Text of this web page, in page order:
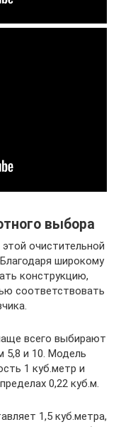
выбора
очистительной
широкому
конструкцию,
соответствовать
всего выбирают
5,8 и 10. Модель
1 куб.метр и
0,22 куб.м.
1,5 куб.метра,